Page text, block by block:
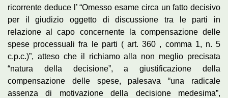
ricorrente deduce l’ “Omesso esame circa un fatto decisivo
per il giudizio oggetto di discussione tra le parti in
relazione al capo concernente la compensazione delle
spese processuali fra le parti ( art. 360 , comma 1, n. 5
c.p.c.)”, atteso che il richiamo alla non meglio precisata
“natura della decisione”, a giustificazione della
compensazione delle spese, palesava “una radicale
assenza di motivazione della decisione medesima”,